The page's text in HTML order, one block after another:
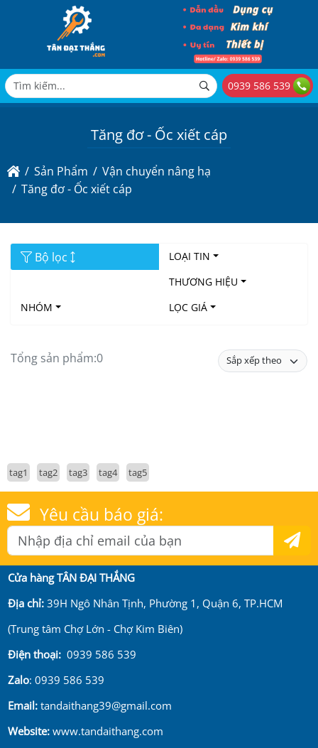
0939 586 539
Tăng đơ - Ốc xiết cáp
Sản Phẩm
Vận chuyển nâng hạ
Tăng đơ - Ốc xiết cáp
Bộ lọc
LOẠI TIN
THƯƠNG HIỆU
NHÓM
LỌC GIÁ
Tổng sản phẩm:0
tag1 tag2 tag3 tag4 tag5
Yêu cầu báo giá:
Cửa hàng TÂN ĐẠI THẮNG
Địa chỉ:39H Ngô Nhân Tịnh, Phường 1, Quận 6, TP.HCM
(Trung tâm Chợ Lớn - Chợ Kim Biên)
Điện thoại: 0939 586 539
Zalo: 0939 586 539
Email:tandaithang39@gmail.com
Website:www.tandaithang.com